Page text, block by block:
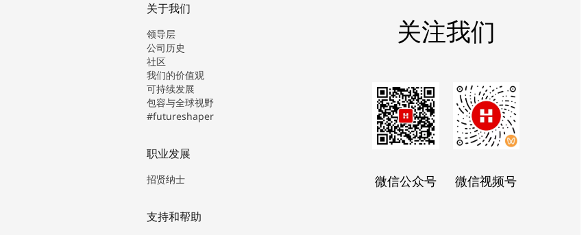
关于我们
领导层
公司历史
社区
我们的价值观
可持续发展
包容与全球视野
#futureshaper
职业发展
招贤纳士
支持和帮助
关注我们
微信公众号 微信视频号